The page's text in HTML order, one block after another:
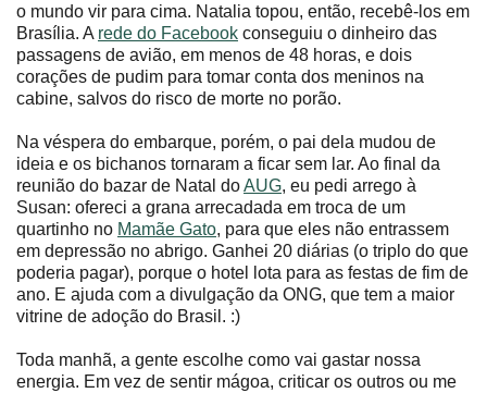
o mundo vir para cima. Natalia topou, então, recebê-los em
Brasília. A rede do Facebook conseguiu o dinheiro das
passagens de avião, em menos de 48 horas, e dois
corações de pudim para tomar conta dos meninos na
cabine, salvos do risco de morte no porão.
Na véspera do embarque, porém, o pai dela mudou de
ideia e os bichanos tornaram a ficar sem lar. Ao final da
reunião do bazar de Natal doAUG, eu pedi arrego à
Susan: ofereci a grana arrecadada em troca de um
quartinho no Mamãe Gato, para que eles não entrassem
em depressão no abrigo. Ganhei 20 diárias (o triplo do que
poderia pagar), porque o hotel lota para as festas de fim de
ano. E ajuda com a divulgação da ONG, que tem a maior
vitrine de adoção do Brasil. :)
Toda manhã, a gente escolhe como vai gastar nossa
energia. Em vez de sentir mágoa, criticar os outros ou me